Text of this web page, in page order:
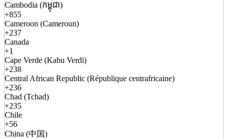
Cambodia (កម្ពុជា)
+855
Cameroon (Cameroun)
+237
Canada
+1
Cape Verde (Kabu Verdi)
+238
Central African Republic (République centrafricaine)
+236
Chad (Tchad)
+235
Chile
+56
China (中国)